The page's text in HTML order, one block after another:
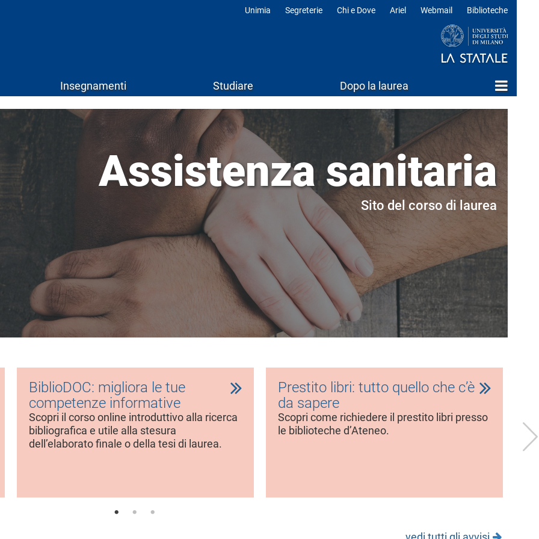
Unimia Segreterie Chi e Dove Ariel Webmail Biblioteche
Insegnamenti Studiare Dopo la laurea
Assistenza sanitaria
Sito del corso di laurea
BiblioDOC: migliora le tue
competenze informative
Scopri il corso online introduttivo alla ricerca
bibliografica e utile alla stesura
dell’elaborato finale o della tesi di laurea.
Prestito libri: tutto quello che c’è
da sapere
Scopri come richiedere il prestito libri presso
le biblioteche d’Ateneo.
È
di